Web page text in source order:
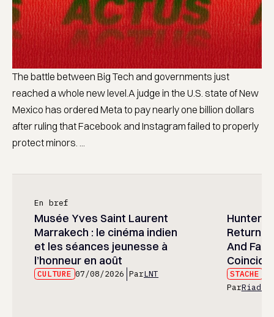
The battle between Big Tech and governments just
reached a whole new level.A judge in the U.S. state of New
Mexico has ordered Meta to pay nearly one billion dollars
after ruling that Facebook and Instagram failed to properly
protect minors. ...
En bref
Musée Yves Saint Laurent
Marrakech : le cinéma indien
et les séances jeunesse à
l’honneur en août
CULTURE 07/08/2026 ParLNT
Hunter
And
STACHE
ParRiad